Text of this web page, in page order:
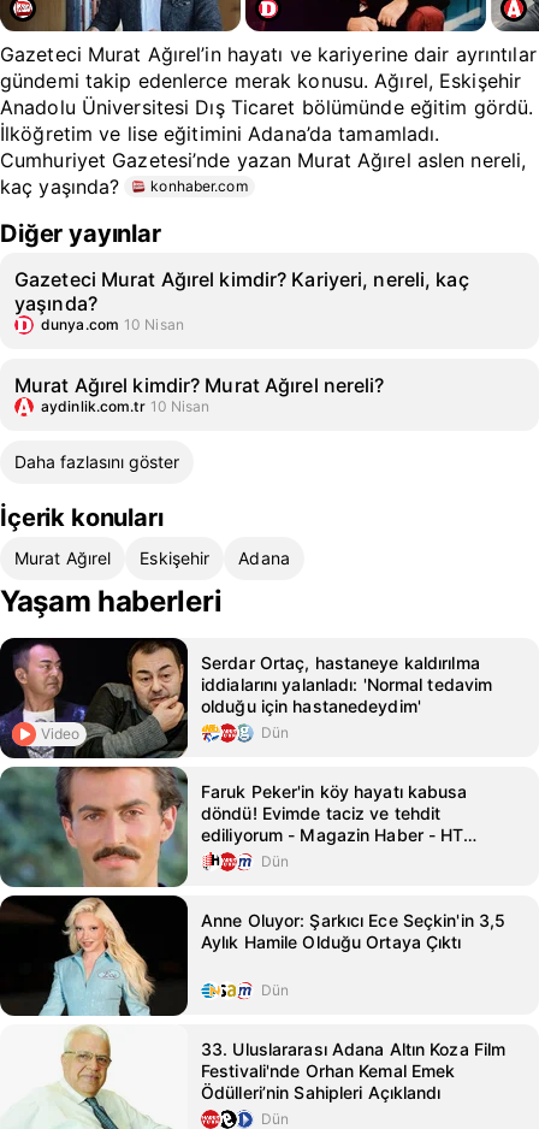
Gazeteci Murat Ağırel’in hayatı ve kariyerine dair ayrıntılar
gündemi takip edenlerce merak konusu. Ağırel, Eskişehir
Anadolu Üniversitesi Dış Ticaret bölümünde eğitim gördü.
İlköğretim ve lise eğitimini Adana’da tamamladı.
Cumhuriyet Gazetesi’nde yazan Murat Ağırel aslen nereli,
kaç yaşında?
konhaber.com
Diğer yayınlar
Gazeteci Murat Ağırel kimdir? Kariyeri, nereli, kaç
yaşında?
dunya.com 10 Nisan
Murat Ağırel kimdir? Murat Ağırel nereli?
aydinlik.com.tr 10 Nisan
Daha fazlasını göster
İçerik konuları
Murat Ağırel Eskişehir Adana
Yaşam haberleri
Video
Serdar Ortaç, hastaneye kaldırılma
iddialarını yalanladı: 'Normal tedavim
olduğu için hastanedeydim'
Dün
Faruk Peker'in köy hayatı kabusa
döndü! Evimde taciz ve tehdit
ediliyorum - Magazin Haber - HT
MagazinDün
Anne Oluyor: Şarkıcı Ece Seçkin'in 3,5
Aylık Hamile Olduğu Ortaya Çıktı
Dün
33. Uluslararası Adana Altın Koza Film
Festivali'nde Orhan Kemal Emek
Ödülleri’nin Sahipleri Açıklandı
Dün